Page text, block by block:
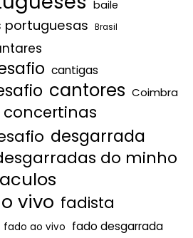
baile
portuguesas Brasil
cantigas
cantores Coimbra
concertinas
desgarrada
do minho
vivo fadista
fado ao vivo fado desgarrada